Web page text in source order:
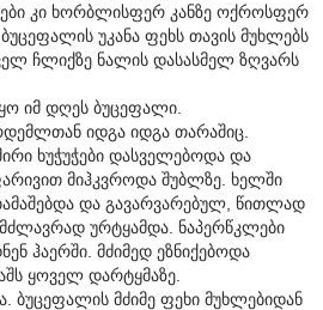
კი ხორბლისფერ კანზე ოქროსფერ
უკანა ფეხს თავის მუხლებს
ჩლიქზე ნალის დასასმელ ზღვარს
იმ დღეს ბუცეფალი.
იდგა იდგა თარაშიც.
ხუჭუჭები დასველებოდა და
მიჰკვროდა შუბლზე. ხელში
და გავარვარებულ, წითლად
ურტყამდა. ნაპერწკლები
ჰაერში. მძიმედ ეზნიქებოდა
ყოველ დარტყმაზე.
ბუცეფალის მძიმე ფეხი მუხლებიდან